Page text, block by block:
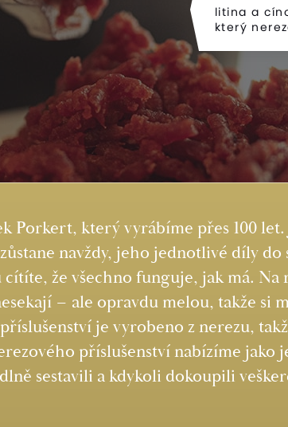
litina a
který
který vyrábíme přes 100 let.
navždy, jeho jednotlivé díly do
že všechno funguje, jak má. Na
– ale opravdu melou, takže si
je vyrobeno z nerezu,
příslušenství nabízíme jako
sestavili a kdykoli dokoupili